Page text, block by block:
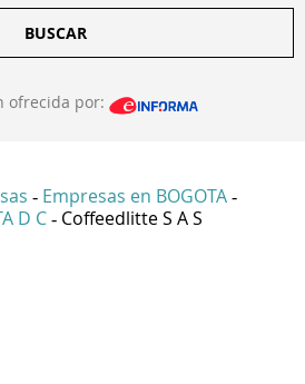
BUSCAR
ofrecida por:
- Empresas en BOGOTA -
D C - Coffeedlitte S A S